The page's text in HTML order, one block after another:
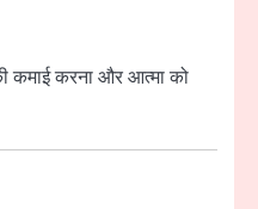
कमाई करना और आत्मा को